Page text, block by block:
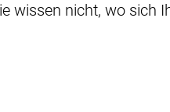
wissen nicht, wo